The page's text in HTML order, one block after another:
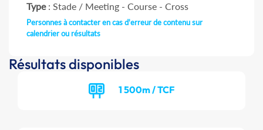
Type: Stade / Meeting - Course - Cross
Personnes à contacter en cas d'erreur de contenu sur
calendrier ou résultats
Résultats disponibles
1 500m / TCF